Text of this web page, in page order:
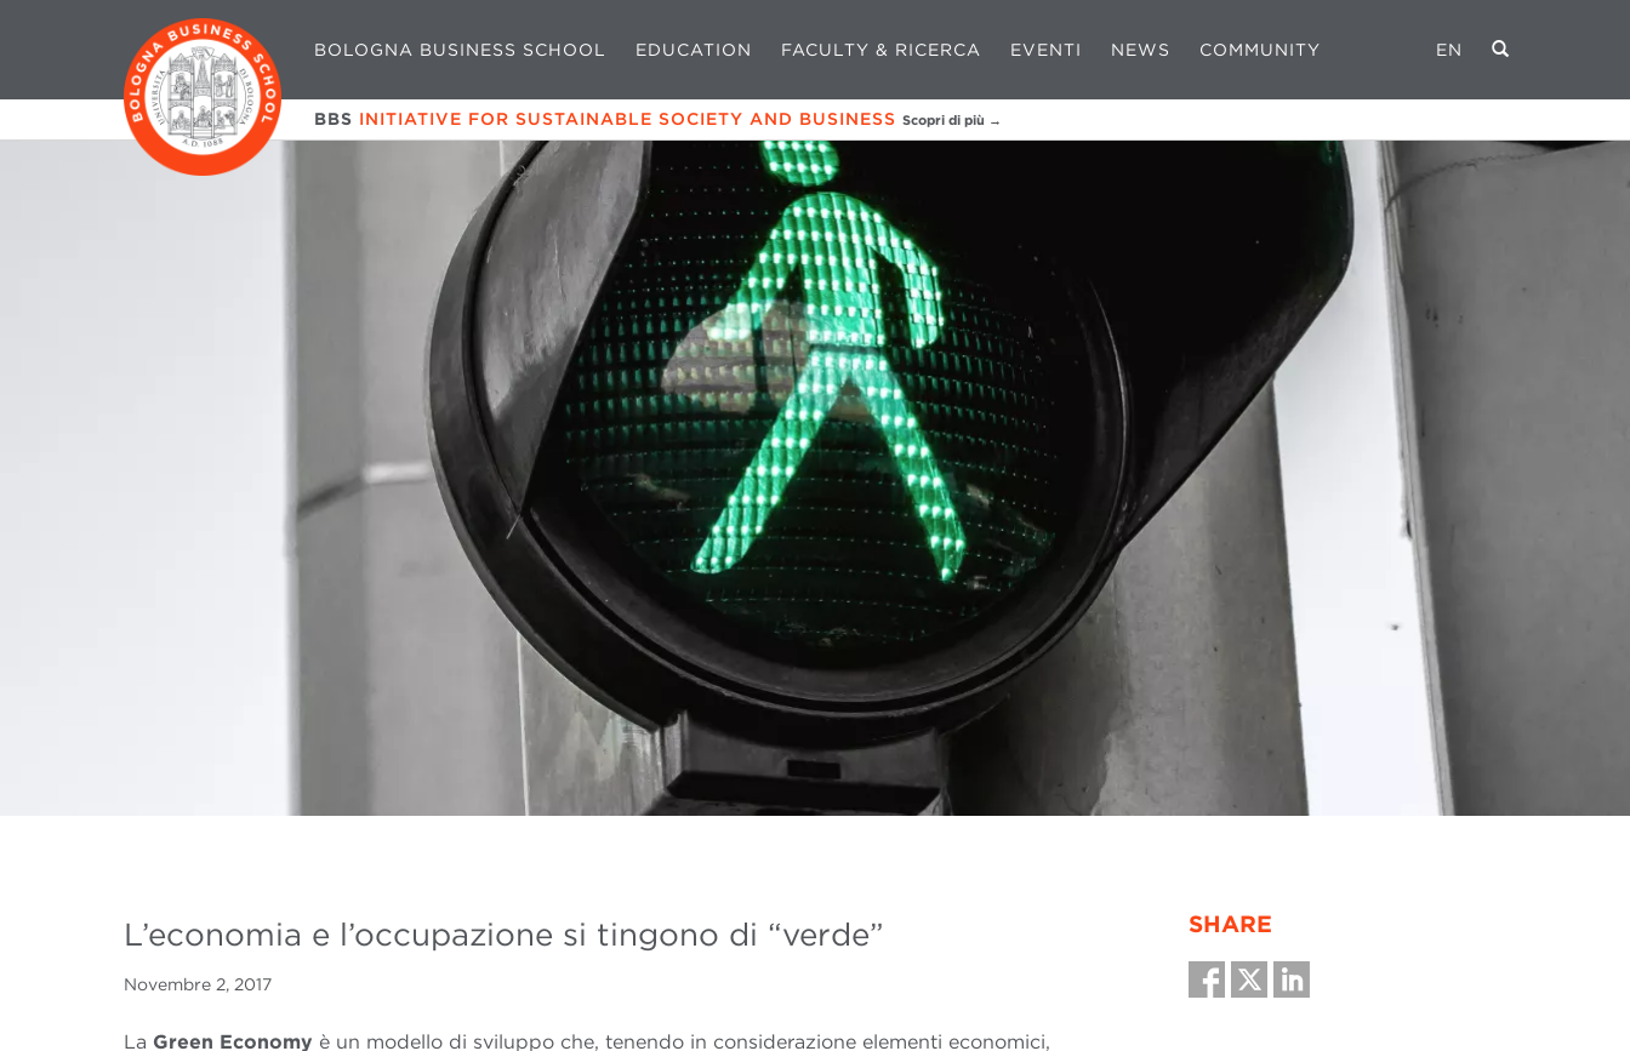
BOLOGNA BUSINESS SCHOOL EDUCATION FACULTY & RICERCA EVENTI NEWS COMMUNITY EN
BBS INITIATIVE FOR SUSTAINABLE SOCIETY AND BUSINESS Scopri di più →
L’economia e l’occupazione si tingono di “verde”
Novembre 2, 2017
La Green Economy è un modello di sviluppo che, tenendo in considerazione elementi economici,
SHARE